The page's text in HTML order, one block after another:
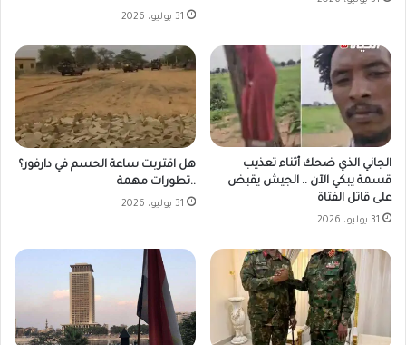
31 يوليو، 2026
الجاني الذي ضحك أثناء تعذيب
قسمة يبكي الآن .. الجيش يقبض
على قاتل الفتاة
31 يوليو، 2026
هل اقتربت ساعة الحسم في دارفور؟
..تطورات مهمة
31 يوليو، 2026